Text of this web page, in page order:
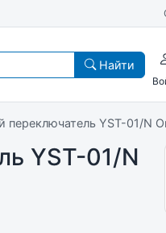
Найти
переключатель YST-01/N
YST-01/N